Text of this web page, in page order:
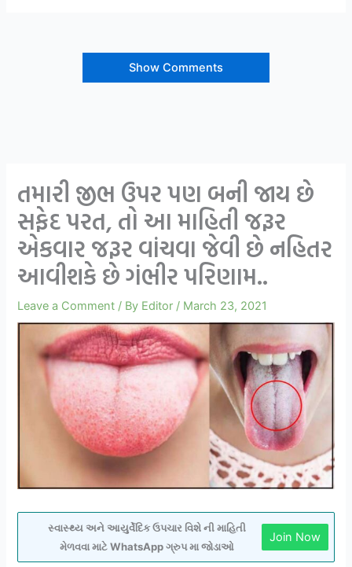
Show Comments
તમારી જીભ ઉપર પણ બની જાય છે
સફેદ પરત, તો આ માહિતી જરૂર
એકવાર જરૂર વાંચવા જેવી છે નહિતર
આવીશકે છે ગંભીર પરિણામ..
Leave a Comment / By Editor / March 23, 2021
સ્વાસ્થ્ય અને આયુર્વેદિક ઉપચાર વિશે ની માહિતી
મેળવવા માટે WhatsApp ગ્રુપ મા જોડાઓ
Join Now